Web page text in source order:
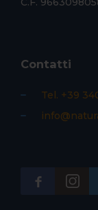
Contatti
Tel. +39